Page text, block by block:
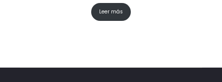
Leer más